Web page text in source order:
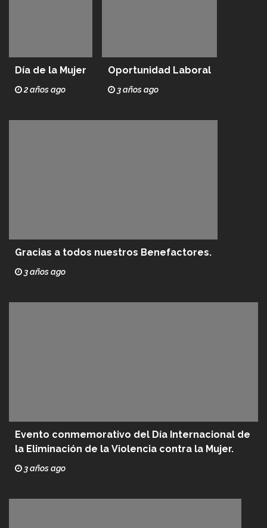
Día de la Mujer
2 años ago
Oportunidad Laboral
3 años ago
Gracias a todos nuestros Benefactores.
3 años ago
Evento conmemorativo del Día Internacional de
la Eliminación de la Violencia contra la Mujer.
3 años ago